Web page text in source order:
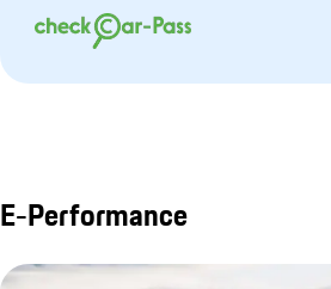
E-Performance